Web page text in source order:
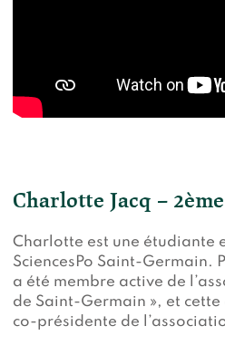
Charlotte Jacq –
Charlotte est une étudiante
SciencesPo Saint-Germain.
a été membre active de
de Saint-Germain », et
co-présidente de